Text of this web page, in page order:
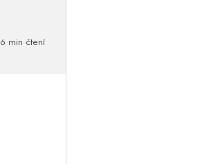
6 min čtení